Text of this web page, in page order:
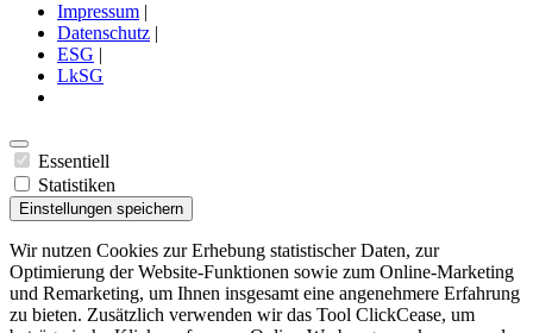
Impressum |
Datenschutz |
ESG |
LkSG
Essentiell
Statistiken
Einstellungen speichern
Wir nutzen Cookies zur Erhebung statistischer Daten, zur
Optimierung der Website-Funktionen sowie zum Online-Marketing
und Remarketing, um Ihnen insgesamt eine angenehmere Erfahrung
zu bieten. Zusätzlich verwenden wir das Tool ClickCease, um